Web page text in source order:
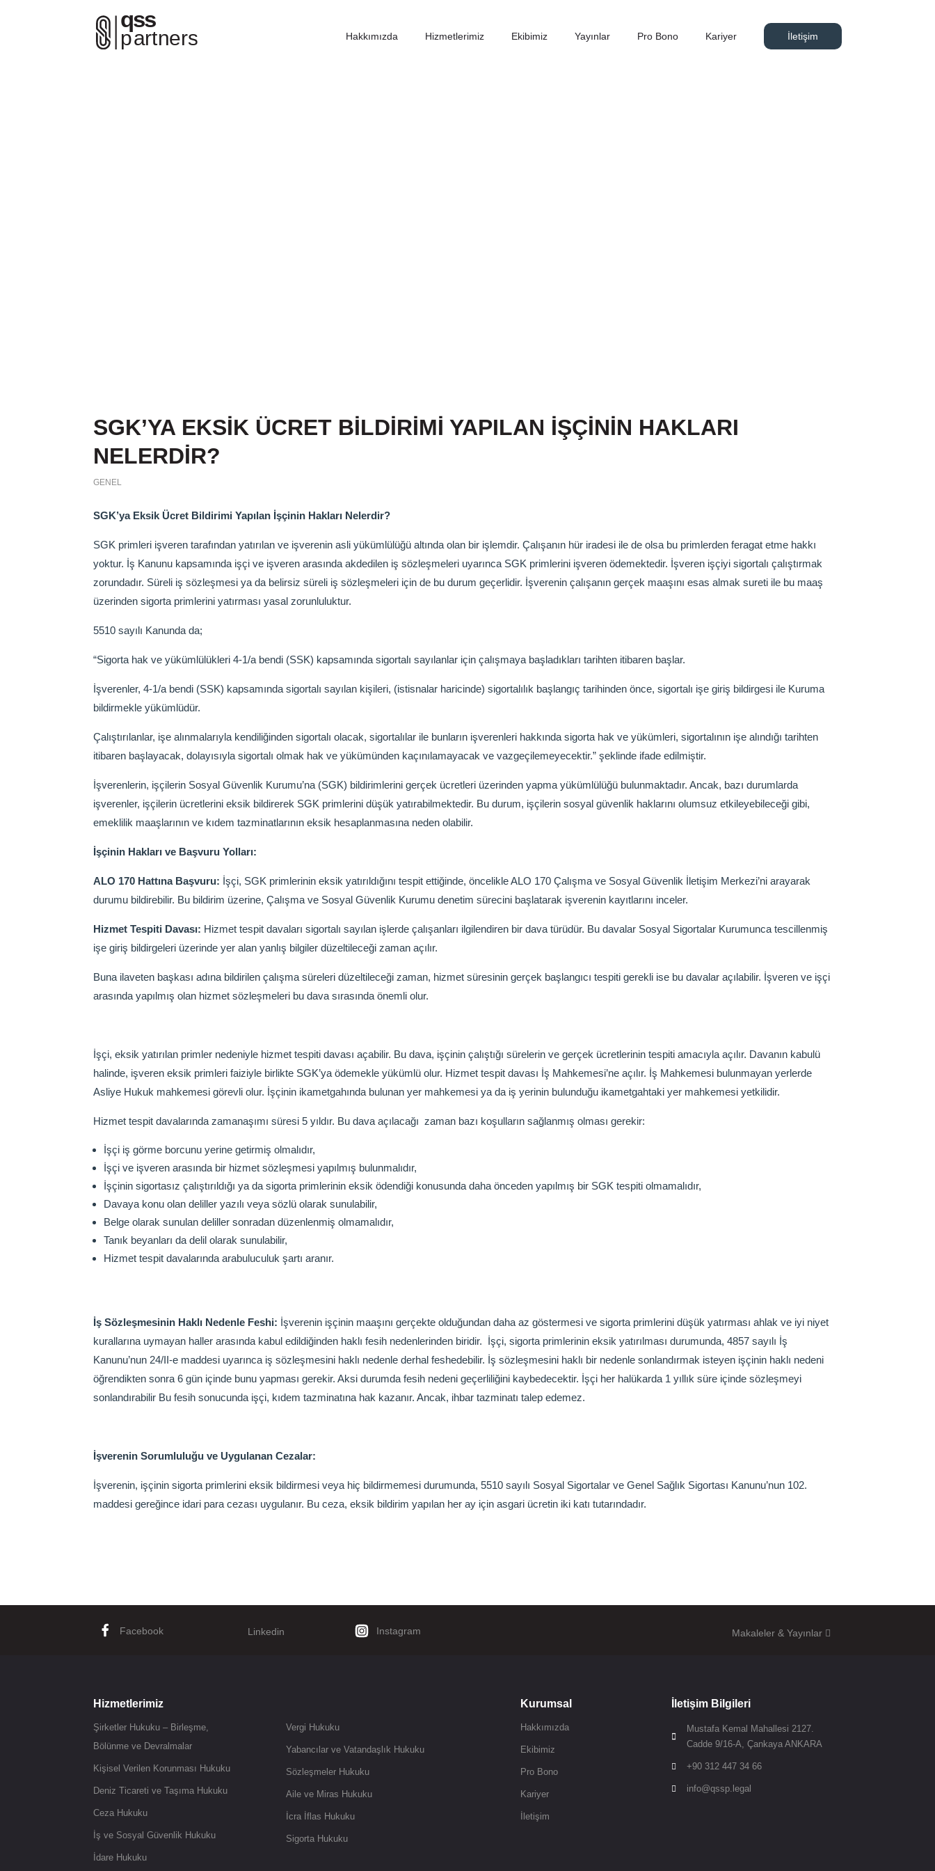
Hakkımızda Hizmetlerimiz Ekibimiz Yayınlar Pro Bono Kariyer İletişim
SGK’YA EKSİK ÜCRET BİLDİRİMİ YAPILAN İŞÇİNİN HAKLARI
NELERDİR?
GENEL
SGK’ya Eksik Ücret Bildirimi Yapılan İşçinin Hakları Nelerdir?
SGK primleri işveren tarafından yatırılan ve işverenin asli yükümlülüğü altında olan bir işlemdir. Çalışanın hür iradesi ile de olsa bu primlerden feragat etme hakkı
yoktur. İş Kanunu kapsamında işçi ve işveren arasında akdedilen iş sözleşmeleri uyarınca SGK primlerini işveren ödemektedir. İşveren işçiyi sigortalı çalıştırmak
zorundadır. Süreli iş sözleşmesi ya da belirsiz süreli iş sözleşmeleri için de bu durum geçerlidir. İşverenin çalışanın gerçek maaşını esas almak sureti ile bu maaş
üzerinden sigorta primlerini yatırması yasal zorunluluktur.
5510 sayılı Kanunda da;
“Sigorta hak ve yükümlülükleri 4-1/a bendi (SSK) kapsamında sigortalı sayılanlar için çalışmaya başladıkları tarihten itibaren başlar.
İşverenler, 4-1/a bendi (SSK) kapsamında sigortalı sayılan kişileri, (istisnalar haricinde) sigortalılık başlangıç tarihinden önce, sigortalı işe giriş bildirgesi ile Kuruma
bildirmekle yükümlüdür.
Çalıştırılanlar, işe alınmalarıyla kendiliğinden sigortalı olacak, sigortalılar ile bunların işverenleri hakkında sigorta hak ve yükümleri, sigortalının işe alındığı tarihten
itibaren başlayacak, dolayısıyla sigortalı olmak hak ve yükümünden kaçınılamayacak ve vazgeçilemeyecektir.” şeklinde ifade edilmiştir.
İşverenlerin, işçilerin Sosyal Güvenlik Kurumu’na (SGK) bildirimlerini gerçek ücretleri üzerinden yapma yükümlülüğü bulunmaktadır. Ancak, bazı durumlarda
işverenler, işçilerin ücretlerini eksik bildirerek SGK primlerini düşük yatırabilmektedir. Bu durum, işçilerin sosyal güvenlik haklarını olumsuz etkileyebileceği gibi,
emeklilik maaşlarının ve kıdem tazminatlarının eksik hesaplanmasına neden olabilir.
İşçinin Hakları ve Başvuru Yolları:
ALO 170 Hattına Başvuru: İşçi, SGK primlerinin eksik yatırıldığını tespit ettiğinde, öncelikle ALO 170 Çalışma ve Sosyal Güvenlik İletişim Merkezi’ni arayarak
durumu bildirebilir. Bu bildirim üzerine, Çalışma ve Sosyal Güvenlik Kurumu denetim sürecini başlatarak işverenin kayıtlarını inceler.
Hizmet Tespiti Davası: Hizmet tespit davaları sigortalı sayılan işlerde çalışanları ilgilendiren bir dava türüdür. Bu davalar Sosyal Sigortalar Kurumunca tescillenmiş
işe giriş bildirgeleri üzerinde yer alan yanlış bilgiler düzeltileceği zaman açılır.
Buna ilaveten başkası adına bildirilen çalışma süreleri düzeltileceği zaman, hizmet süresinin gerçek başlangıcı tespiti gerekli ise bu davalar açılabilir. İşveren ve işçi
arasında yapılmış olan hizmet sözleşmeleri bu dava sırasında önemli olur.
İşçi, eksik yatırılan primler nedeniyle hizmet tespiti davası açabilir. Bu dava, işçinin çalıştığı sürelerin ve gerçek ücretlerinin tespiti amacıyla açılır. Davanın kabulü
halinde, işveren eksik primleri faiziyle birlikte SGK’ya ödemekle yükümlü olur. Hizmet tespit davası İş Mahkemesi’ne açılır. İş Mahkemesi bulunmayan yerlerde
Asliye Hukuk mahkemesi görevli olur. İşçinin ikametgahında bulunan yer mahkemesi ya da iş yerinin bulunduğu ikametgahtaki yer mahkemesi yetkilidir.
Hizmet tespit davalarında zamanaşımı süresi 5 yıldır. Bu dava açılacağı zaman bazı koşulların sağlanmış olması gerekir:
İşçi iş görme borcunu yerine getirmiş olmalıdır,
İşçi ve işveren arasında bir hizmet sözleşmesi yapılmış bulunmalıdır,
İşçinin sigortasız çalıştırıldığı ya da sigorta primlerinin eksik ödendiği konusunda daha önceden yapılmış bir SGK tespiti olmamalıdır,
Davaya konu olan deliller yazılı veya sözlü olarak sunulabilir,
Belge olarak sunulan deliller sonradan düzenlenmiş olmamalıdır,
Tanık beyanları da delil olarak sunulabilir,
Hizmet tespit davalarında arabuluculuk şartı aranır.
İş Sözleşmesinin Haklı Nedenle Feshi: İşverenin işçinin maaşını gerçekte olduğundan daha az göstermesi ve sigorta primlerini düşük yatırması ahlak ve iyi niyet
kurallarına uymayan haller arasında kabul edildiğinden haklı fesih nedenlerinden biridir. İşçi, sigorta primlerinin eksik yatırılması durumunda, 4857 sayılı İş
Kanunu’nun 24/II-e maddesi uyarınca iş sözleşmesini haklı nedenle derhal feshedebilir. İş sözleşmesini haklı bir nedenle sonlandırmak isteyen işçinin haklı nedeni
öğrendikten sonra 6 gün içinde bunu yapması gerekir. Aksi durumda fesih nedeni geçerliliğini kaybedecektir. İşçi her halükarda 1 yıllık süre içinde sözleşmeyi
sonlandırabilir Bu fesih sonucunda işçi, kıdem tazminatına hak kazanır. Ancak, ihbar tazminatı talep edemez.
İşverenin Sorumluluğu ve Uygulanan Cezalar:
İşverenin, işçinin sigorta primlerini eksik bildirmesi veya hiç bildirmemesi durumunda, 5510 sayılı Sosyal Sigortalar ve Genel Sağlık Sigortası Kanunu’nun 102.
maddesi gereğince idari para cezası uygulanır. Bu ceza, eksik bildirim yapılan her ay için asgari ücretin iki katı tutarındadır.
Facebook Linkedin Instagram Makaleler & Yayınlar
Hizmetlerimiz
Şirketler Hukuku – Birleşme,
Bölünme ve Devralmalar
Kişisel Verilen Korunması Hukuku
Deniz Ticareti ve Taşıma Hukuku
Ceza Hukuku
İş ve Sosyal Güvenlik Hukuku
İdare Hukuku
Vergi Hukuku
Yabancılar ve Vatandaşlık Hukuku
Sözleşmeler Hukuku
Aile ve Miras Hukuku
İcra İflas Hukuku
Sigorta Hukuku
Kurumsal
Hakkımızda
Ekibimiz
Pro Bono
Kariyer
İletişim
İletişim Bilgileri

Mustafa Kemal Mahallesi 2127.
Cadde 9/16-A, Çankaya ANKARA
 +90 312 447 34 66
 info@qssp.legal